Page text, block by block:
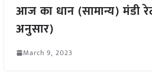
आज का धान (सामान्य) मंडी
अनुसार)
March 9, 2023